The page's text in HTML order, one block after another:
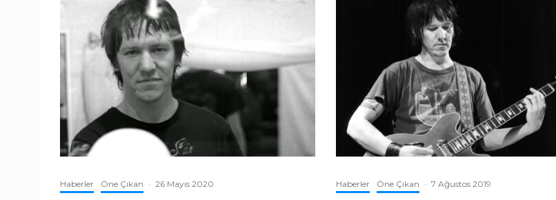
Haberler Öne Çıkan · 26 Mayıs 2020 Haberler Öne Çıkan · 7 Ağustos 2019